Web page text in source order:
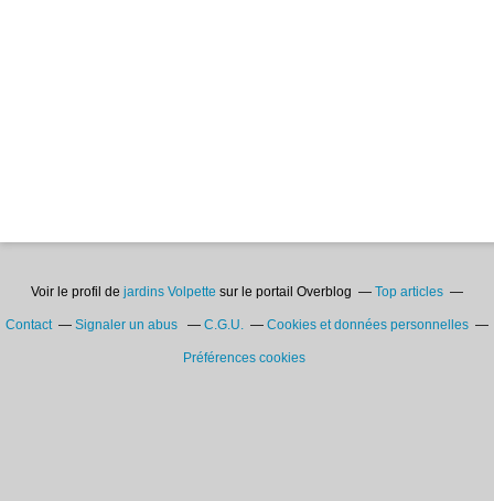
Voir le profil de jardins Volpette sur le portail Overblog Top articles
Contact Signaler un abus C.G.U. Cookies et données personnelles
Préférences cookies